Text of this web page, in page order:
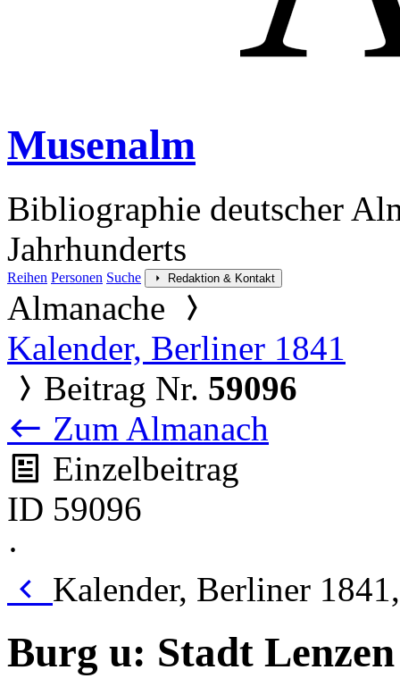
Musenalm
Bibliographie deutscher
Jahrhunderts
Reihen Personen Suche Redaktion & Kontakt
Almanache
Kalender, Berliner 1841
Beitrag Nr. 59096
Zum Almanach
Einzelbeitrag
ID 59096
·
Kalender, Berliner
Burg u: Stadt Lenzen